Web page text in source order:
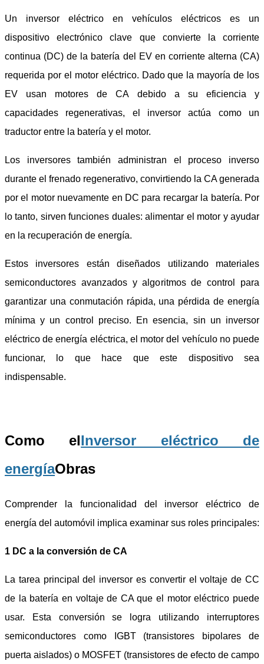
Un inversor eléctrico en vehículos eléctricos es un
dispositivo electrónico clave que convierte la corriente
continua (DC) de la batería del EV en corriente alterna (CA)
requerida por el motor eléctrico. Dado que la mayoría de los
EV usan motores de CA debido a su eficiencia y
capacidades regenerativas, el inversor actúa como un
traductor entre la batería y el motor.
Los inversores también administran el proceso inverso
durante el frenado regenerativo, convirtiendo la CA generada
por el motor nuevamente en DC para recargar la batería. Por
lo tanto, sirven funciones duales: alimentar el motor y ayudar
en la recuperación de energía.
Estos inversores están diseñados utilizando materiales
semiconductores avanzados y algoritmos de control para
garantizar una conmutación rápida, una pérdida de energía
mínima y un control preciso. En esencia, sin un inversor
eléctrico de energía eléctrica, el motor del vehículo no puede
funcionar, lo que hace que este dispositivo sea
indispensable.
Como elInversor eléctrico de
energíaObras
Comprender la funcionalidad del inversor eléctrico de
energía del automóvil implica examinar sus roles principales:
1 DC a la conversión de CA
La tarea principal del inversor es convertir el voltaje de CC
de la batería en voltaje de CA que el motor eléctrico puede
usar. Esta conversión se logra utilizando interruptores
semiconductores como IGBT (transistores bipolares de
puerta aislados) o MOSFET (transistores de efecto de campo